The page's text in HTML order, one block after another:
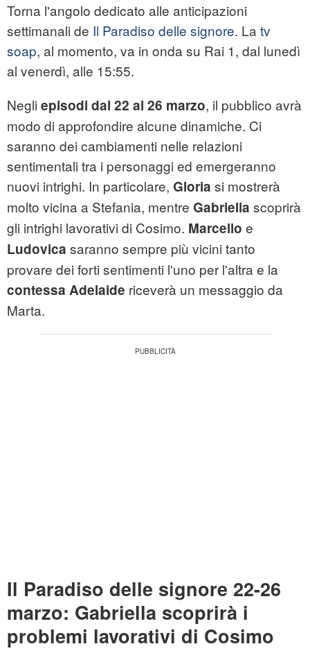
Torna l'angolo dedicato alle anticipazioni
settimanali de Il Paradiso delle signore. La tv
soap, al momento, va in onda su Rai 1, dal lunedì
al venerdì, alle 15:55.
Negli episodi dal 22 al 26 marzo, il pubblico avrà
modo di approfondire alcune dinamiche. Ci
saranno dei cambiamenti nelle relazioni
sentimentali tra i personaggi ed emergeranno
nuovi intrighi. In particolare, Gloria si mostrerà
molto vicina a Stefania, mentre Gabriella scoprirà
gli intrighi lavorativi di Cosimo. Marcello e
Ludovica saranno sempre più vicini tanto
provare dei forti sentimenti l'uno per l'altra e la
contessa Adelaide riceverà un messaggio da
Marta.
Il Paradiso delle signore 22-26
marzo: Gabriella scoprirà i
problemi lavorativi di Cosimo